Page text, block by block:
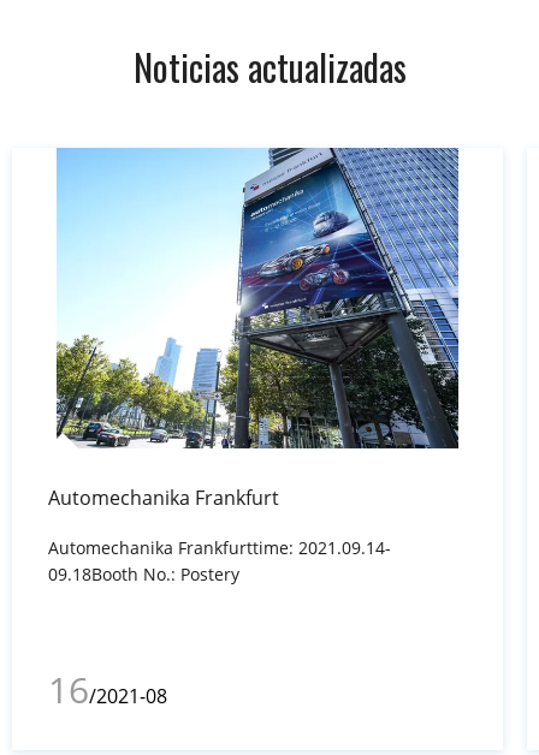
Noticias actualizadas
Automechanika Frankfurt
Automechanika Frankfurttime: 2021.09.14-
09.18Booth No.: Postery
16/2021-08